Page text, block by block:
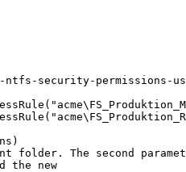
security-permissions-
The second
the new